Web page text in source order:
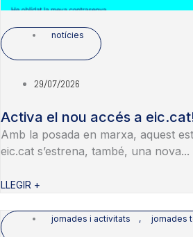
notícies
29/07/2026
Activa el nou accés a
Amb la posada en marxa, aquest
eic.cat s’estrena, també, una nova...
LLEGIR +
jornades i activitats , jornades